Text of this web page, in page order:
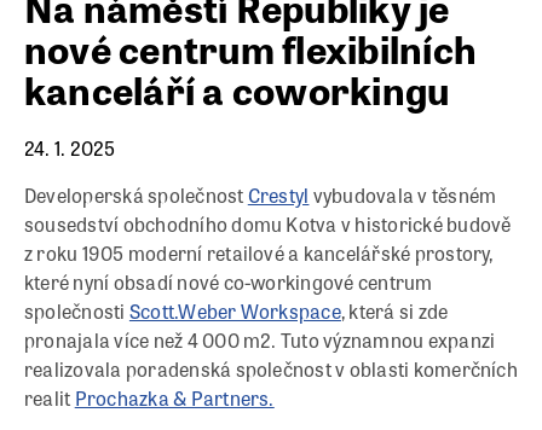
nové centrum flexibilních
kanceláří a coworkingu
24. 1. 2025
Developerská společnostCrestyl vybudovala v těsném
sousedství obchodního domu Kotva v historické budově
z roku 1905 moderní retailové a kancelářské prostory,
které nyní obsadí nové co-workingové centrum
společnosti Scott.Weber Workspace, která si zde
pronajala více než 4 000 m2. Tuto významnou expanzi
realizovala poradenská společnost v oblasti komerčních
realit Prochazka & Partners.